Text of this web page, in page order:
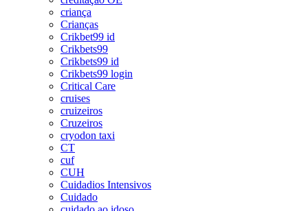
criança
Crianças
Crikbet99 id
Crikbets99
Crikbets99 id
Crikbets99 login
Critical Care
cruises
cruizeiros
Cruzeiros
cryodon taxi
CT
cuf
CUH
Cuidadios Intensivos
Cuidado